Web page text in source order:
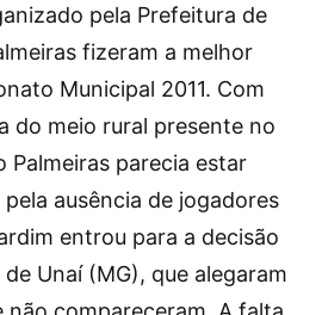
pela Prefeitura de
fizeram a melhor
Municipal 2011. Com
do meio rural presente no
Palmeiras parecia estar
ausência de jogadores
entrou para a decisão
Unaí (MG), que alegaram